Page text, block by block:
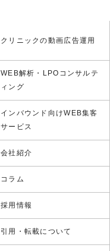
クリニックの動画広告運用
WEB解析・LPOコンサルテ
ィング
インバウンド向けWEB集客
サービス
会社紹介
コラム
採用情報
引用・転載について